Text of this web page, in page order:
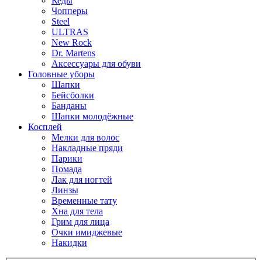
Чопперы
Steel
ULTRAS
New Rock
Dr. Martens
Аксессуары для обуви
Головные уборы
Шапки
Бейсболки
Банданы
Шапки молодёжные
Косплей
Мелки для волос
Накладные пряди
Парики
Помада
Лак для ногтей
Линзы
Временные тату
Хна для тела
Грим для лица
Очки имиджевые
Накидки